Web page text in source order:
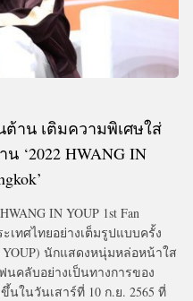
ต้าน เติมความพิเศษใส่
‘2022 HWANG IN
IN YOUP 1st Fan
เทศไทยอย่างเต็มรูปแบบครั้ง
YOUP) นักแสดงหนุ่มหล่อหน้าใส
คลับอย่างเป็นทางการของ
ในวันเสาร์ที่ 10 ก.ย. 2565 ที่